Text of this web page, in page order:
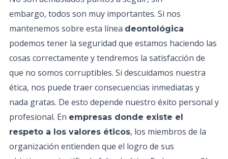
embargo, todos son muy importantes. Si nos
mantenemos sobre esta línea deontológica
podemos tener la seguridad que estamos haciendo las
cosas correctamente y tendremos la satisfacción de
que no somos corruptibles. Si descuidamos nuestra
ética, nos puede traer consecuencias inmediatas y
nada gratas. De esto depende nuestro éxito personal y
profesional. En empresas donde existe el
respeto a los valores éticos, los miembros de la
organización entienden que el logro de sus